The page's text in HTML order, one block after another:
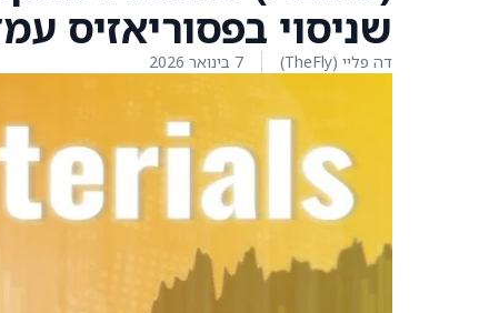
שניסוי בפסוריאזיס
דה פליי (TheFly) 7 בינואר 2026